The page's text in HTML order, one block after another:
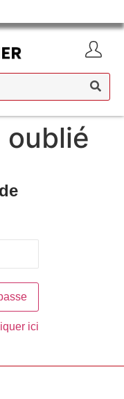
oublié
ici